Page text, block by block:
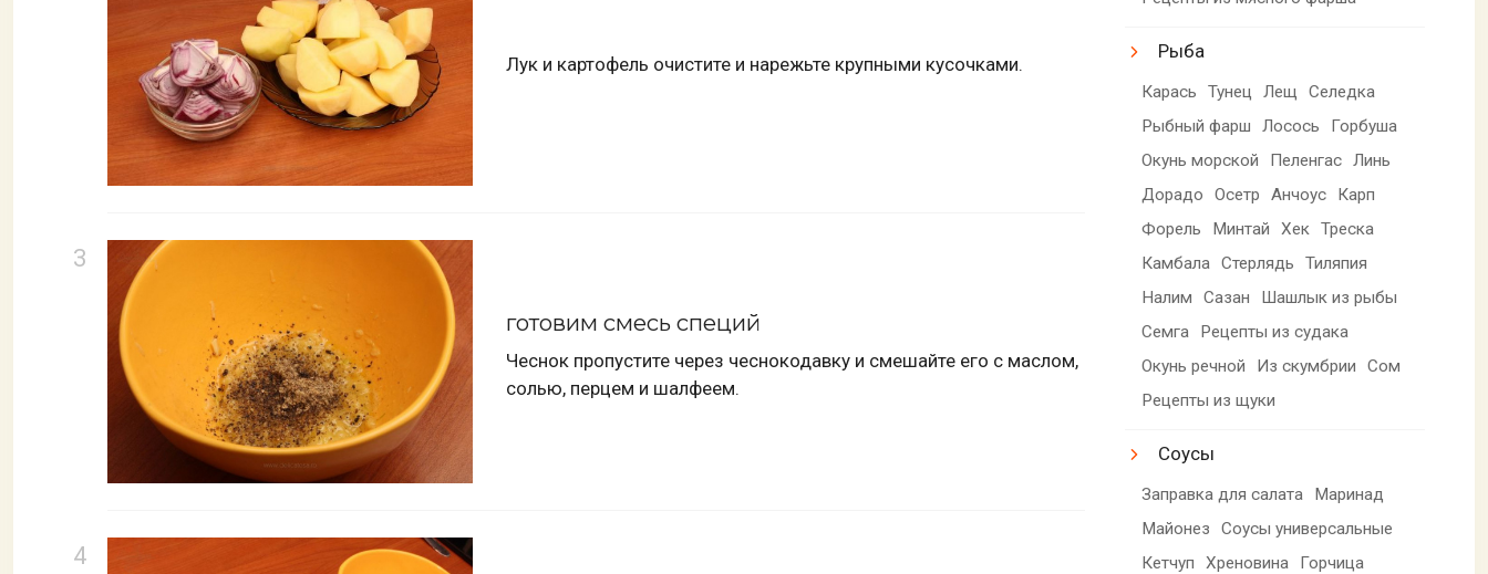
Лук и картофель очистите и нарежьте крупными кусочками.
готовим смесь специй
Чеснок пропустите через чеснокодавку и смешайте его с маслом,
солью, перцем и шалфеем.
Рыба
Карась Тунец Лещ
Селедка
Рыбный фарш
Лосось
Горбуша
Окунь морской
Пеленгас Линь
Дорадо
Осетр Анчоус
Карп
Форель
Минтай Хек Треска
Камбала Стерлядь
Тиляпия
Налим
Сазан
Шашлык из рыбы
Семга
Рецепты из судака
Окунь речной
Из скумбрии
Сом
Рецепты из щуки
Соусы
Заправка для салата
Маринад
Майонез
Соусы универсальные
Кетчуп
Хреновина
Горчица